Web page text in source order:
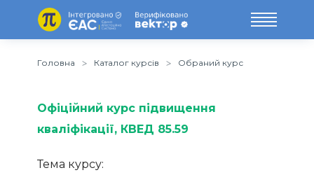
Головна Каталог курсів Обраний курс
Офіційний курс підвищення
кваліфікації, КВЕД 85.59
Тема курсу: